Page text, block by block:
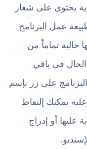
يحتوي على شعار
عمل البرنامج
خالية تماماً من
الحال فى باقي
على زر بإسم
يمكنك إلتقاط
عليها أو إدراج